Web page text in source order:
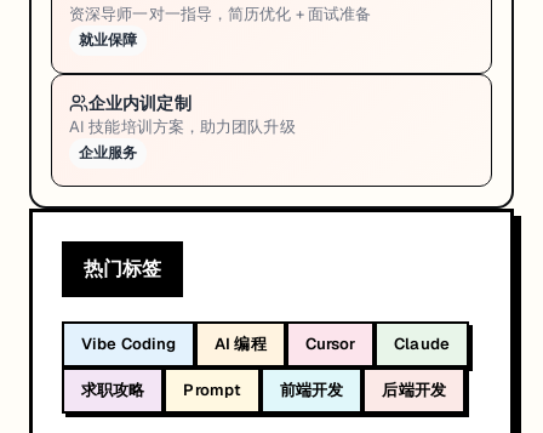
资深导师一对一指导，简历优化 + 面试准备
就业保障
企业内训定制
AI 技能培训方案，助力团队升级
企业服务
热门标签
Vibe Coding AI 编程 Cursor Claude
求职攻略 Prompt 前端开发 后端开发